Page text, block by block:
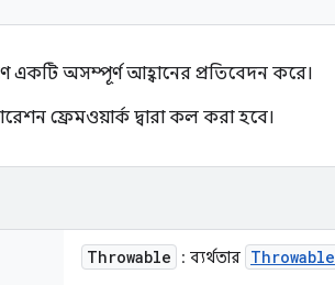
একটি অসম্পূর্ণ আহ্বানের প্রতিবেদন করে।
ফ্রেমওয়ার্ক দ্বারা কল করা হবে।
Throwable : ব্যর্থতার Throwable